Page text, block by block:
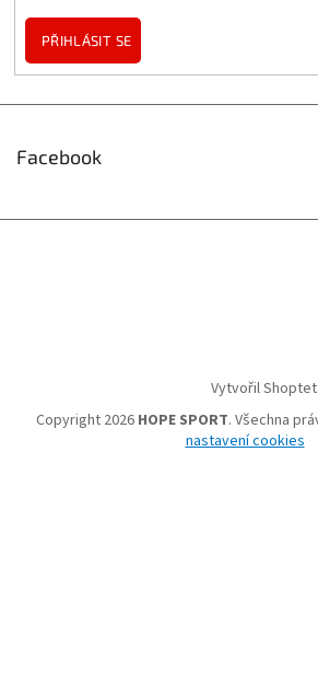
PŘIHLÁSIT SE
Facebook
Vytvořil Shoptet
Copyright 2026 HOPE SPORT. Všechna
nastavení cookies